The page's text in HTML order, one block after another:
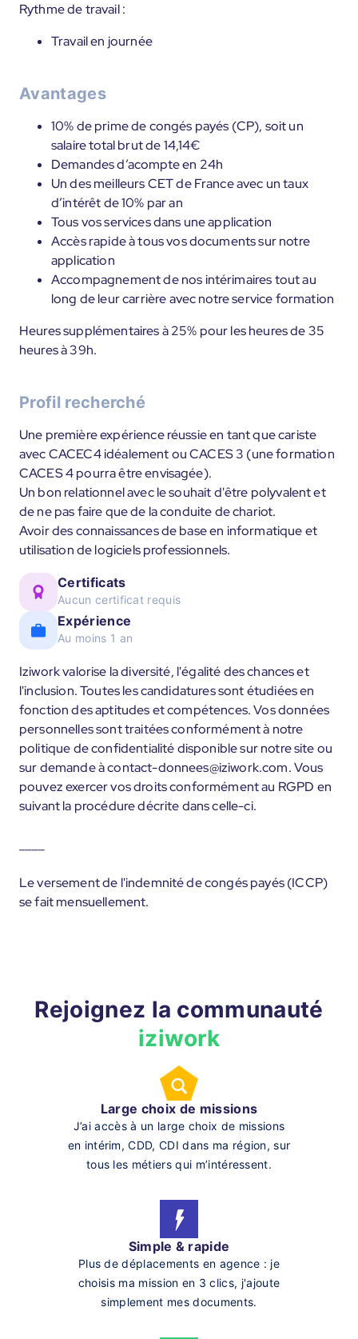
Rythme de travail :
Travail en journée
Avantages
10% de prime de congés payés (CP), soit un
salaire total brut de 14,14€
Demandes d’acompte en 24h
Un des meilleurs CET de France avec un taux
d’intérêt de 10% par an
Tous vos services dans une application
Accès rapide à tous vos documents sur notre
application
Accompagnement de nos intérimaires tout au
long de leur carrière avec notre service formation
Heures supplémentaires à 25% pour les heures de 35
heures à 39h.
Profil recherché
Une première expérience réussie en tant que cariste
avec CACEC4 idéalement ou CACES 3 (une formation
CACES 4 pourra être envisagée).
Un bon relationnel avec le souhait d'être polyvalent et
de ne pas faire que de la conduite de chariot.
Avoir des connaissances de base en informatique et
utilisation de logiciels professionnels.
Certificats
Aucun certificat requis
Expérience
Au moins 1 an
Iziwork valorise la diversité, l'égalité des chances et
l'inclusion. Toutes les candidatures sont étudiées en
fonction des aptitudes et compétences. Vos données
personnelles sont traitées conformément à notre
politique de confidentialité disponible sur notre site ou
sur demande à contact-donnees@iziwork.com. Vous
pouvez exercer vos droits conformément au RGPD en
suivant la procédure décrite dans celle-ci.
Le versement de l'indemnité de congés payés (ICCP)
se fait mensuellement.
Rejoignez la communauté
iziwork
Large choix de missions
J’ai accès à un large choix de missions
en intérim, CDD, CDI dans ma région, sur
tous les métiers qui m’intéressent.
Simple & rapide
Plus de déplacements en agence : je
choisis ma mission en 3 clics, j'ajoute
simplement mes documents.